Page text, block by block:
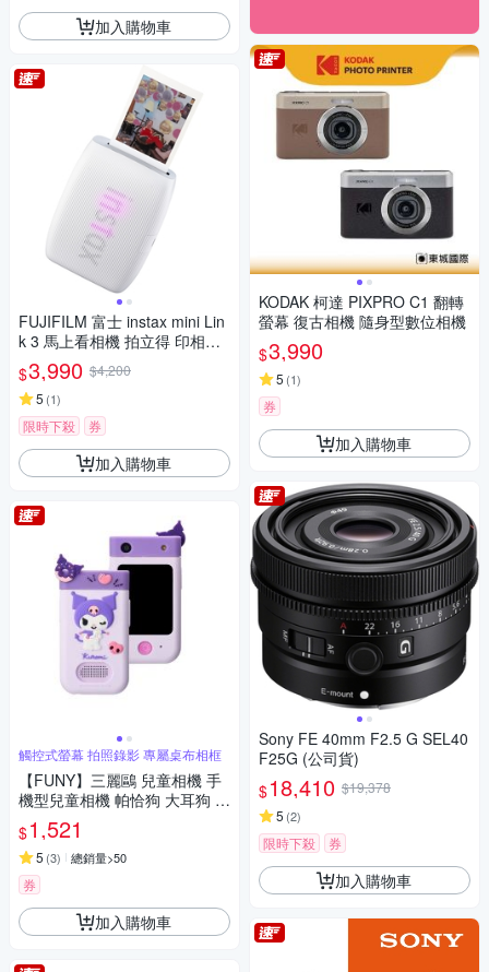
加入購物車
FUJIFILM 富士 instax mini Lin
k 3 馬上看相機 拍立得 印相機
公司貨
$3,990 $4,200
5 (1)
限時下殺 券
加入購物車
觸控式螢幕 拍照錄影 專屬桌布相框
【FUNY】三麗鷗 兒童相機 手
機型兒童相機 帕恰狗 大耳狗 酷
洛米
$1,521
5 (3) 總銷量>50
券
加入購物車
KODAK 柯達 PIXPRO C1 翻轉
螢幕 復古相機 隨身型數位相機
$3,990
5 (1)
券
加入購物車
Sony FE 40mm F2.5 G SEL40
F25G (公司貨)
$18,410 $19,378
5 (2)
限時下殺 券
加入購物車